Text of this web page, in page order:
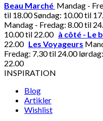
Beau Marché Mandag -
til 18.00 Søndag: 10.00 til
Mandag - Fredag: 8.00 til
10.00 til 22.00 à côté - Le
22.00 Les Voyageurs
Fredag: 7.30 til 24.00
22.00
INSPIRATION
Blog
Artikler
Wishlist